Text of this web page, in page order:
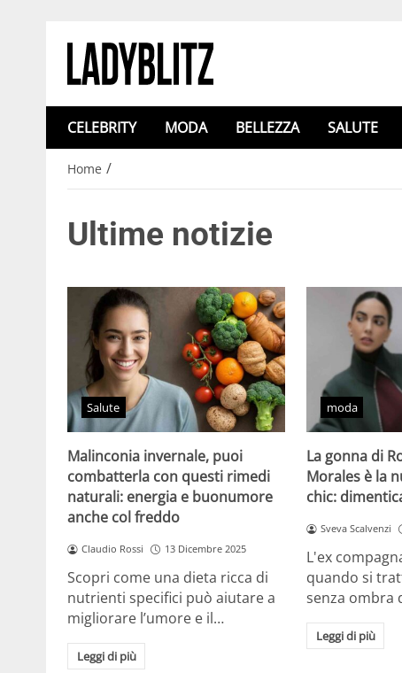
CELEBRITY MODA BELLEZZA SALUTE
Home /
Ultime notizie
Salute
Malinconia invernale, puoi
combatterla con questi rimedi
naturali: energia e buonumore
anche col freddo
Claudio Rossi 13 Dicembre 2025
Scopri come una dieta ricca di
nutrienti specifici può aiutare a
migliorare l’umore e il…
Leggi di più
moda
La gonna di
Morales è la
chic:
Sveva Scalvenzi
L'ex
quando si
senza ombra
Leggi di più